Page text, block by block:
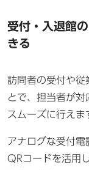
受付・入退館
きる
訪問者の受付や従
とで、担当者が
スムーズに行えま
アナログな受付電
QRコードを活用